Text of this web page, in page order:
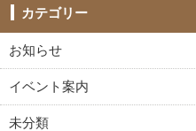
カテゴリー
お知らせ
イベント案内
未分類